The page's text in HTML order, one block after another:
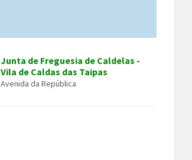
Junta de Freguesia de Caldelas -
Vila de Caldas das Taipas
Avenida da República